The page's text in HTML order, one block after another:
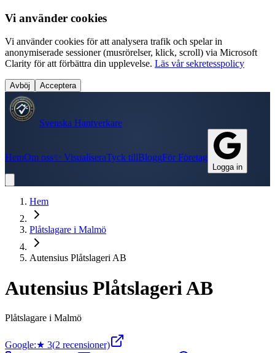
Vi använder cookies
Vi använder cookies för att analysera trafik och spelar in
anonymiserade sessioner (musrörelser, klick, scroll) via Microsoft
Clarity för att förbättra din upplevelse. Läs vår sekretesspolicy
Avböj Acceptera
Svenska Hantverkare
HemOm oss✨ VisualiseraTyck tillBloggFör Företag
Logga in
Hem
Plåtslagare i Malmö
Autensius Plåtslageri AB
Autensius Plåtslageri AB
Plåtslagare i Malmö
Google:★ 3(2 recensioner)